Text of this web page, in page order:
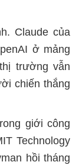
Claude của
ở mảng
trường vẫn
chiến thắng
giới công
Technology
hồi tháng